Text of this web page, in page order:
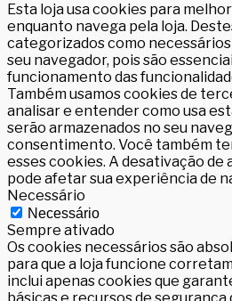
Esta loja usa cookies para
enquanto navega pela loja.
categorizados como
seu navegador, pois são
funcionamento das
Também usamos cookies de
analisar e entender como usa
serão armazenados no seu
consentimento. Você também
esses cookies. A desativação de
pode afetar sua experiência de
Necessário
Necessário
Sempre ativado
Os cookies necessários são
para que a loja funcione
inclui apenas cookies que